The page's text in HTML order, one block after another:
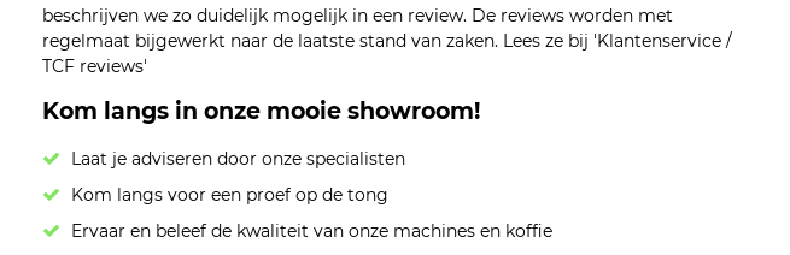
beschrijven we zo duidelijk mogelijk in een review. De reviews worden met
regelmaat bijgewerkt naar de laatste stand van zaken. Lees ze bij 'Klantenservice /
TCF reviews'
Kom langs in onze mooie showroom!
Laat je adviseren door onze specialisten
Kom langs voor een proef op de tong
Ervaar en beleef de kwaliteit van onze machines en koffie